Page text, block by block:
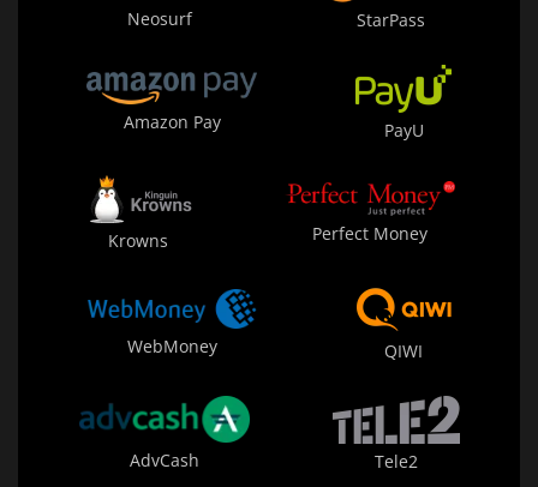
Neosurf StarPass
Amazon Pay PayU
Krowns Perfect Money
WebMoney QIWI
AdvCash Tele2